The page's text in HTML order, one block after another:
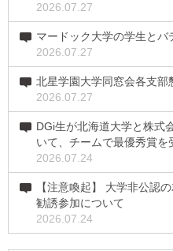
2026.07.27
マードック大学の学生とバ
2026.07.27
北星学園大学同窓会各支部
2026.07.27
DGi生が北海道大学と株式
いて、チームで最優秀賞を
2026.07.24
【注意喚起】 大学非公認
勧誘参加について
2026.07.24